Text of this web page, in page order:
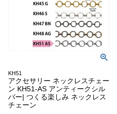
KH51
アクセサリー ネックレスチェー
ン KH51-AS アンティークシル
バー| つくる楽しみ ネックレス
チェーン